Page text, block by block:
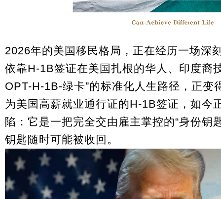
2026年的美国移民格局，正在经历一场深
依靠H-1B签证在美国扎根的华人、印度裔
OPT-H-1B-绿卡”的标准化人生路径，正变
为美国高薪就业通行证的H-1B签证，如今
陷：它是一把完全交由雇主掌控的“身份钥
钥匙随时可能被收回。